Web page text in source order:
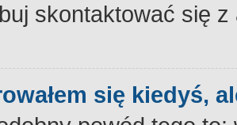
skontaktować się
się kiedyś,